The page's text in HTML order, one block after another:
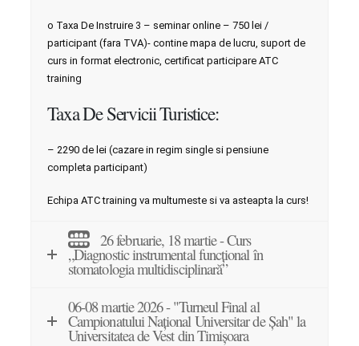
o Taxa De Instruire 3 – seminar online – 750 lei /
participant (fara TVA)- contine mapa de lucru, suport de
curs in format electronic, certificat participare ATC
training
Taxa De Servicii Turistice:
– 2290 de lei (cazare in regim single si pensiune
completa participant)
Echipa ATC training va multumeste si va asteapta la curs!
26 februarie, 18 martie - Curs
„Diagnostic instrumental funcțional în
stomatologia multidisciplinară”
06-08 martie 2026 - "Turneul Final al
Campionatului Național Universitar de Şah" la
Universitatea de Vest din Timișoara